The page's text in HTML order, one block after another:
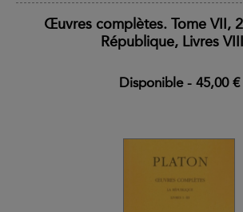
Œuvres complètes. Tome VII,
République, Livres
Disponible- 45,00 €